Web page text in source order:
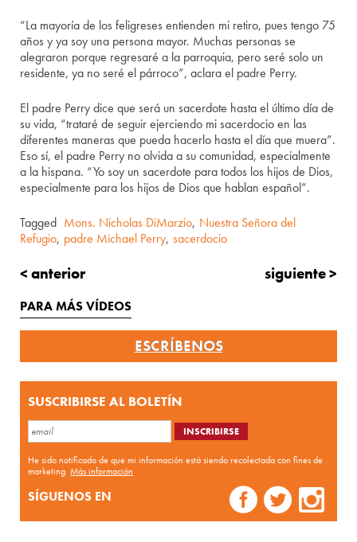
“La mayoría de los feligreses entienden mi retiro, pues tengo 75
años y ya soy una persona mayor. Muchas personas se
alegraron porque regresaré a la parroquia, pero seré solo un
residente, ya no seré el párroco”, aclara el padre Perry.
El padre Perry dice que será un sacerdote hasta el último día de
su vida, “trataré de seguir ejerciendo mi sacerdocio en las
diferentes maneras que pueda hacerlo hasta el día que muera”.
Eso sí, el padre Perry no olvida a su comunidad, especialmente
a la hispana. “Yo soy un sacerdote para todos los hijos de Dios,
especialmente para los hijos de Dios que hablan español”.
Tagged Mons. Nicholas DiMarzio, Nuestra Señora del
Refugio, padre Michael Perry, sacerdocio
< anterior siguiente >
PARA MÁS VÍDEOS
ESCRÍBENOS
SUSCRIBIRSE AL BOLETÍN
He sido notificado de que mi información está siendo recolectada con fines de
marketing.Más información
SÍGUENOS EN